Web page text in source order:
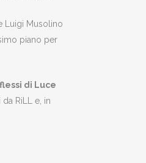
Luigi Musolino
piano per
di Luce
RiLL e, in